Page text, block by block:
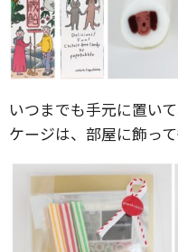
いつまでも手元に置い
ケージは、部屋に飾っ